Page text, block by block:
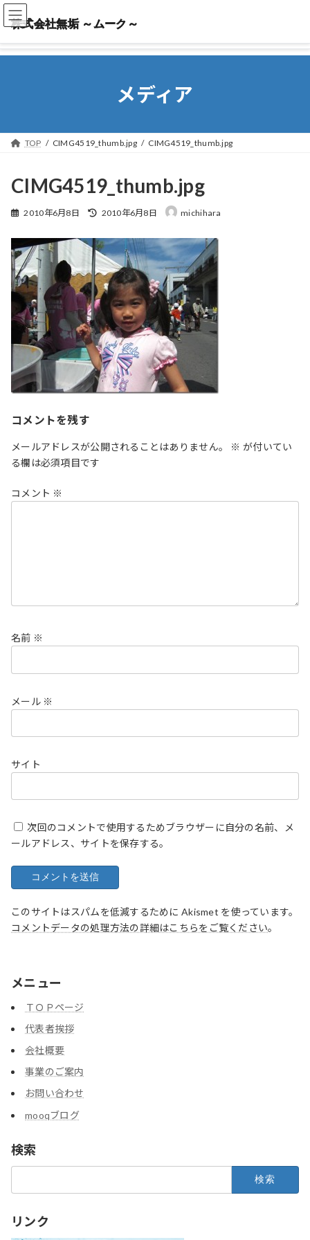
株式会社無垢 ～ムーク～
株式会社無垢 ～ムーク～
メディア
TOP CIMG4519_thumb.jpg CIMG4519_thumb.jpg
CIMG4519_thumb.jpg
2010年6月8日
最
新
日
時
:
2010年6月8日 michihara
コメントを残す
メールアドレスが公開されることはありません。 ※ が付いてい
る欄は必須項目です
コメント ※
名前 ※
メール ※
サイト
次回のコメントで使用するためブラウザーに自分の名前、メ
ールアドレス、サイトを保存する。
このサイトはスパムを低減するために Akismet を使っています。
コメントデータの処理方法の詳細はこちらをご覧ください。
メニュー
ＴＯＰページ
代表者挨拶
会社概要
事業のご案内
お問い合わせ
mooqブログ
検索
リンク